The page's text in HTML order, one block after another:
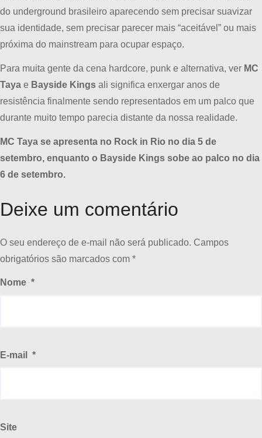
do underground brasileiro aparecendo sem precisar suavizar
sua identidade, sem precisar parecer mais “aceitável” ou mais
próxima do mainstream para ocupar espaço.
Para muita gente da cena hardcore, punk e alternativa, ver MC
Taya e Bayside Kings ali significa enxergar anos de
resistência finalmente sendo representados em um palco que
durante muito tempo parecia distante da nossa realidade.
MC Taya se apresenta no Rock in Rio no dia 5 de
setembro, enquanto o Bayside Kings sobe ao palco no dia
6 de setembro.
Deixe um comentário
O seu endereço de e-mail não será publicado. Campos
obrigatórios são marcados com *
Nome *
E-mail *
Site